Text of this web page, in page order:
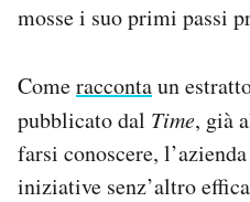
mosse i suo primi passi
Comeraccontaun
pubblicato dal Time, già
farsi conoscere,
iniziative senz’altro